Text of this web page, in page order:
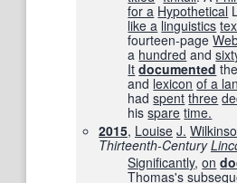
for a Hypothetical
like a linguistics
fourteen-page
a hundred and
It documented
and lexicon of a
hadspent three
hisspare time.
2015, Louise J.
Thirteenth-Century
Significantly,on
Thomas's